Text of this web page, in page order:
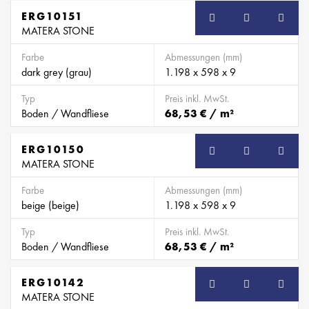
ERG10151
MATERA STONE
Farbe
dark grey (grau)
Abmessungen (mm)
1.198 x 598 x 9
Typ
Boden / Wandfliese
Preis inkl. MwSt.
68,53 € / m²
ERG10150
MATERA STONE
Farbe
beige (beige)
Abmessungen (mm)
1.198 x 598 x 9
Typ
Boden / Wandfliese
Preis inkl. MwSt.
68,53 € / m²
ERG10142
MATERA STONE